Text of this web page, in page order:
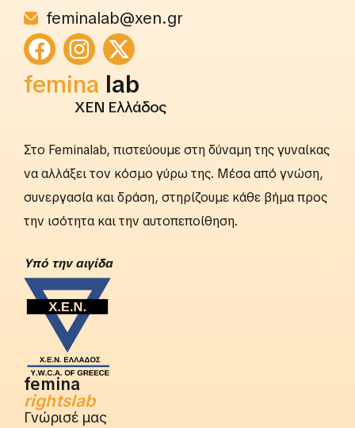
feminalab@xen.gr
femina
lab
rightslab
ΧΕΝ Ελλάδος
Στο Feminalab, πιστεύουμε στη δύναμη της γυναίκας
να αλλάξει τον κόσμο γύρω της. Μέσα από γνώση,
συνεργασία και δράση, στηρίζουμε κάθε βήμα προς
την ισότητα και την αυτοπεποίθηση.
Yπό την αιγίδα
femina
rightslab
Γνώρισέ μας